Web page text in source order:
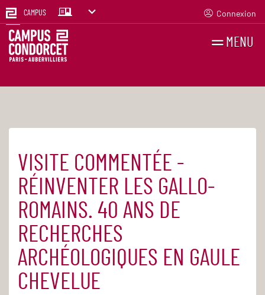
CAMPUS Connexion
MENU
Accueil Agenda
VISITE COMMENTÉE -
RÉINVENTER LES GALLO-
ROMAINS. 40 ANS DE
RECHERCHES
ARCHÉOLOGIQUES EN GAULE
CHEVELUE